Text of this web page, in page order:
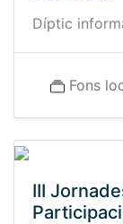
Díptic
Fons
III